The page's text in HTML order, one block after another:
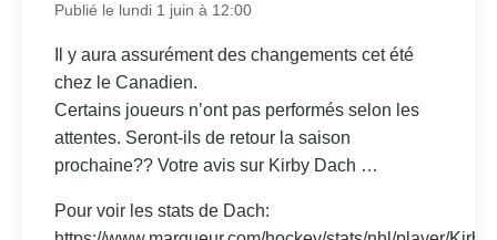
Publié le lundi 1 juin à 12:00
Il y aura assurément des changements cet été
chez le Canadien.
Certains joueurs n’ont pas performés selon les
attentes. Seront-ils de retour la saison
prochaine?? Votre avis sur Kirby Dach …
Pour voir les stats de Dach: